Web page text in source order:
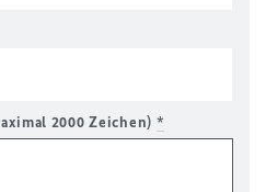
2000 Zeichen) *